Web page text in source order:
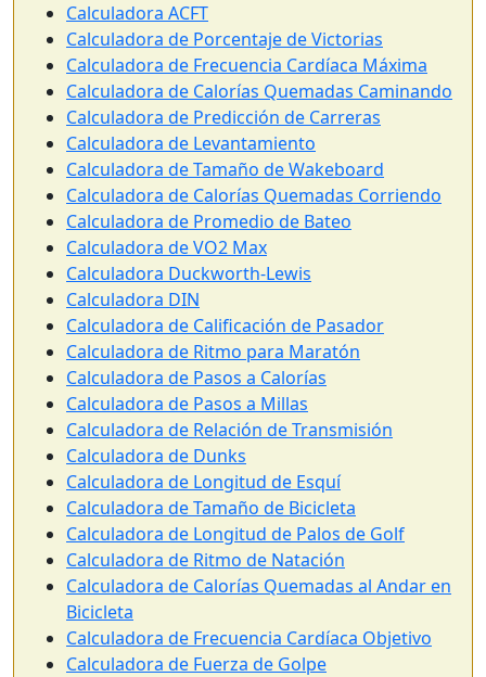
Calculadora ACFT
Calculadora de Porcentaje de Victorias
Calculadora de Frecuencia Cardíaca Máxima
Calculadora de Calorías Quemadas Caminando
Calculadora de Predicción de Carreras
Calculadora de Levantamiento
Calculadora de Tamaño de Wakeboard
Calculadora de Calorías Quemadas Corriendo
Calculadora de Promedio de Bateo
Calculadora de VO2 Max
Calculadora Duckworth-Lewis
Calculadora DIN
Calculadora de Calificación de Pasador
Calculadora de Ritmo para Maratón
Calculadora de Pasos a Calorías
Calculadora de Pasos a Millas
Calculadora de Relación de Transmisión
Calculadora de Dunks
Calculadora de Longitud de Esquí
Calculadora de Tamaño de Bicicleta
Calculadora de Longitud de Palos de Golf
Calculadora de Ritmo de Natación
Calculadora de Calorías Quemadas al Andar en
Bicicleta
Calculadora de Frecuencia Cardíaca Objetivo
Calculadora de Fuerza de Golpe